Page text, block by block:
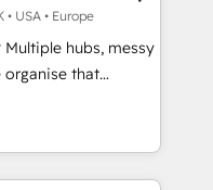
across
financial services
Johannesburg, Cape
Gemini and
USA • Europe
hubs, messy
HubSpot to work...
CRM
and team
Pipedrive,